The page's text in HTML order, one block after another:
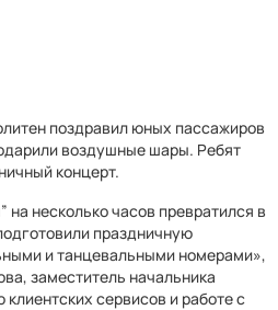
поздравил юных пассажиров
воздушные шары. Ребят
концерт.
на несколько часов превратился в
праздничную
и танцевальными номерами»,
заместитель начальника
сервисов и работе с